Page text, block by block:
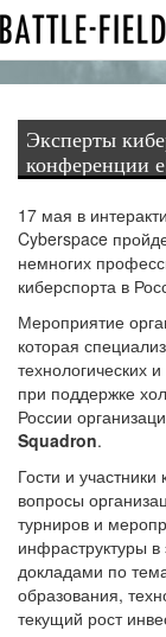
Эксперты
конференции
17 мая в
Cyberspace
немногих
киберспорта в
Мероприятие
которая
технологических
при поддержке
России
Squadron.
Гости и
вопросы
турниров и
инфраструктуры
докладами по
образования,
текущий рост